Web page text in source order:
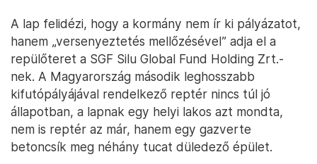
A lap felidézi, hogy a kormány nem ír ki pályázatot,
hanem „versenyeztetés mellőzésével” adja el a
repülőteret a SGF Silu Global Fund Holding Zrt.-
nek. A Magyarország második leghosszabb
kifutópályájával rendelkező reptér nincs túl jó
állapotban, a lapnak egy helyi lakos azt mondta,
nem is reptér az már, hanem egy gazverte
betoncsík meg néhány tucat düledező épület.